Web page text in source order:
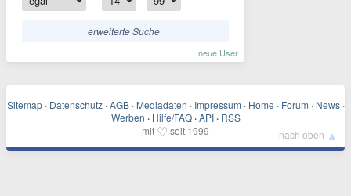
erweiterte Suche
neue User
Sitemap · Datenschutz · AGB · Mediadaten · Impressum · Home · Forum · News ·
Werben · Hilfe/FAQ · API · RSS
mit ♡ seit 1999 nach oben ▲